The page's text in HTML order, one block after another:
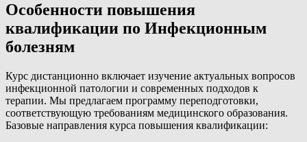
Особенности повышения
квалификации по Инфекционным
болезням
Курс дистанционно включает изучение актуальных вопросов
инфекционной патологии и современных подходов к
терапии. Мы предлагаем программу переподготовки,
соответствующую требованиям медицинского образования.
Базовые направления курса повышения квалификации: